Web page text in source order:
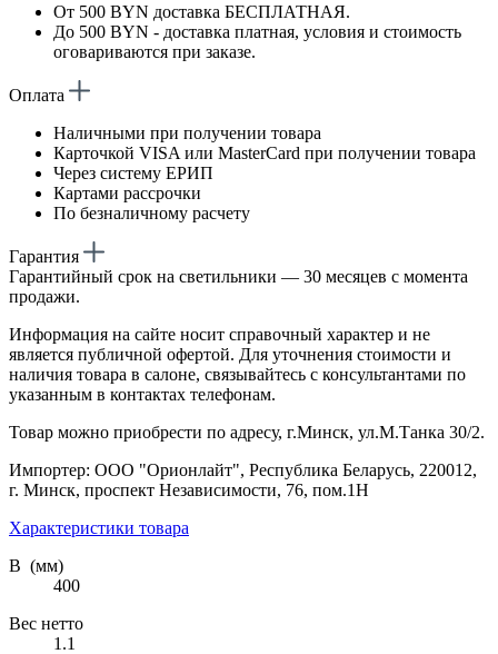
От 500 BYN доставка БЕСПЛАТНАЯ.
До 500 BYN - доставка платная, условия и стоимость
оговариваются при заказе.
Оплата
Наличными при получении товара
Карточкой VISA или MasterCard при получении товара
Через систему ЕРИП
Картами рассрочки
По безналичному расчету
Гарантия
Гарантийный срок на светильники — 30 месяцев с момента
продажи.
Информация на сайте носит справочный характер и не
является публичной офертой. Для уточнения стоимости и
наличия товара в салоне, связывайтесь с консультантами по
указанным в контактах телефонам.
Товар можно приобрести по адресу, г.Минск, ул.М.Танка 30/2.
Импортер: ООО "Орионлайт", Республика Беларусь, 220012,
г. Минск, проспект Независимости, 76, пом.1Н
Характеристики товара
В (мм)
400
Вес нетто
1.1